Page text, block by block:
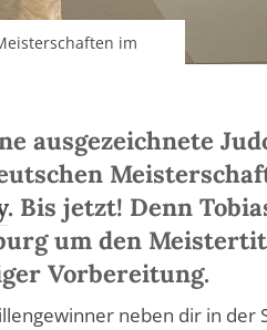
im
ausgezeichnete
. Bis jetzt! Denn
um den
Vorbereitung.
neben dir in der